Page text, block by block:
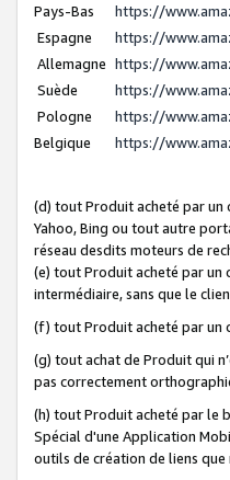
Pays-Bas
https://
Espagne
https://
Allemagne https://
Suède
https://
Pologne
https://
Belgique
https://
(d) tout Produit acheté par un
Yahoo, Bing ou tout autre
réseau desdits moteurs de
(e) tout Produit acheté par un
intermédiaire, sans que le
(f) tout Produit acheté par un
(g) tout achat de Produit qui
pas correctement
(h) tout Produit acheté par le
Spécial d'une Application
outils de création de liens